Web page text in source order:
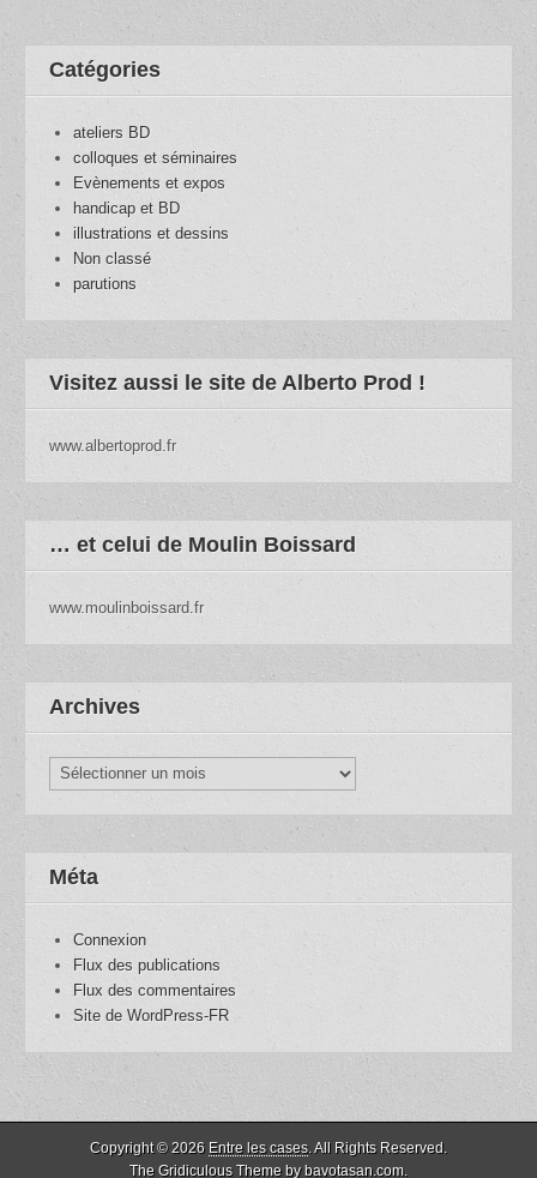
Catégories
ateliers BD
colloques et séminaires
Evènements et expos
handicap et BD
illustrations et dessins
Non classé
parutions
Visitez aussi le site de Alberto Prod !
www.albertoprod.fr
… et celui de Moulin Boissard
www.moulinboissard.fr
Archives
Archives
Méta
Connexion
Flux des publications
Flux des commentaires
Site de WordPress-FR
Copyright © 2026 Entre les cases. All Rights Reserved.
The Gridiculous Theme by bavotasan.com